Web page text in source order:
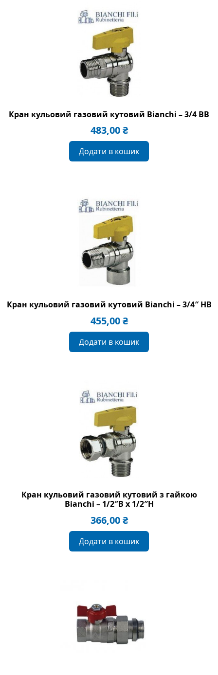
Кран кульовий газовий кутовий Bianchi – 3/4 ВВ
483,00₴
Додати в кошик
Кран кульовий газовий кутовий Bianchi – 3/4″ HВ
455,00₴
Додати в кошик
Кран кульовий газовий кутовий з гайкою
Bianchi – 1/2″В x 1/2″H
366,00₴
Додати в кошик